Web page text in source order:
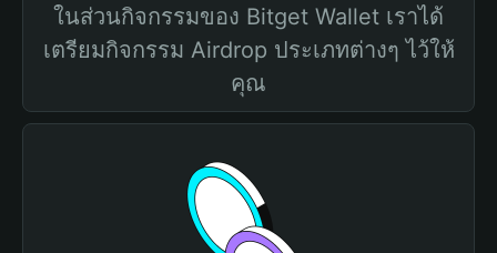
ในส่วนกิจกรรมของ Bitget Wallet เราได้
เตรียมกิจกรรม Airdrop ประเภทต่างๆ ไว้ให้
คุณ